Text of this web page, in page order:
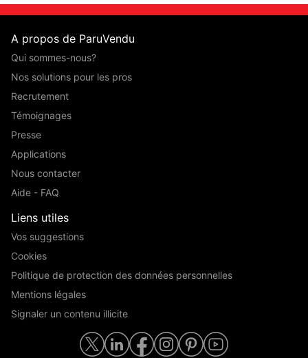
A propos de ParuVendu
Qui sommes-nous?
Nos solutions pour les pros
Recrutement
Témoignages
Presse
Applications
Nous contacter
Aide - FAQ
Liens utiles
Vos suggestions
Cookies
Politique de protection des données personnelles
Mentions légales
Signaler un contenu illicite